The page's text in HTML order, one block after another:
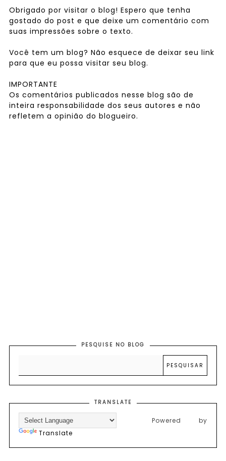
Obrigado por visitar o blog! Espero que tenha
gostado do post e que deixe um comentário com
suas impressões sobre o texto.
Você tem um blog? Não esquece de deixar seu link
para que eu possa visitar seu blog.
IMPORTANTE
Os comentários publicados nesse blog são de
inteira responsabilidade dos seus autores e não
refletem a opinião do blogueiro.
PESQUISE NO BLOG
TRANSLATE
Powered by
Translate